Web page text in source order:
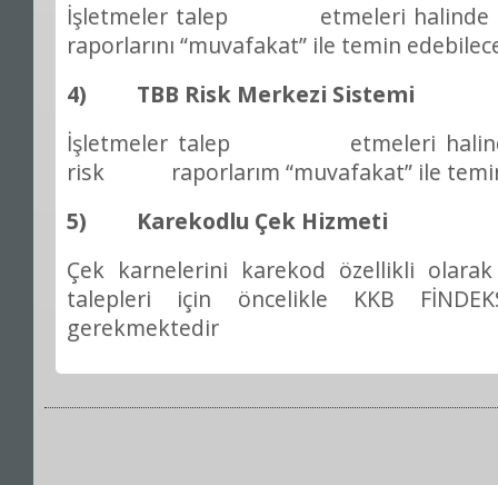
İşletmeler talep etmeleri halinde
raporlarını “muvafakat” ile temin
4) TBB Risk Merkezi Sistemi
İşletmeler talep etmeleri
risk raporlarım “muvafakat” ile
5) Karekodlu Çek Hizmeti
Çek karnelerini karekod özellikli
talepleri için öncelikle KKB Fİ
gerekmektedir